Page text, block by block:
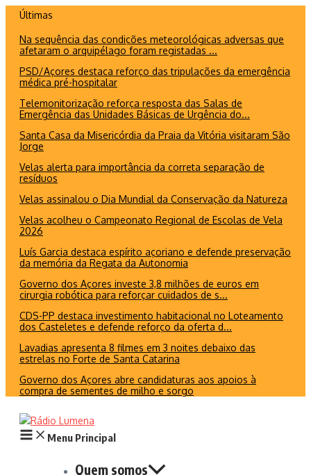
conteúdo
Últimas
Na sequência das condições meteorológicas adversas que
afetaram o arquipélago foram registadas ...
PSD/Açores destaca reforço das tripulações da emergência
médica pré-hospitalar
Telemonitorização reforça resposta das Salas de
Emergência das Unidades Básicas de Urgência do...
Santa Casa da Misericórdia da Praia da Vitória visitaram São
Jorge
Velas alerta para importância da correta separação de
resíduos
Velas assinalou o Dia Mundial da Conservação da Natureza
Velas acolheu o Campeonato Regional de Escolas de Vela
2026
Luís Garcia destaca espírito açoriano e defende preservação
da memória da Regata da Autonomia
Governo dos Açores investe 3,8 milhões de euros em
cirurgia robótica para reforçar cuidados de s...
CDS-PP destaca investimento habitacional no Loteamento
dos Casteletes e defende reforço da oferta d...
Lavadias apresenta 8 filmes em 3 noites debaixo das
estrelas no Forte de Santa Catarina
Governo dos Açores abre candidaturas aos apoios à
compra de sementes de milho e sorgo
Menu Principal
Quem somos